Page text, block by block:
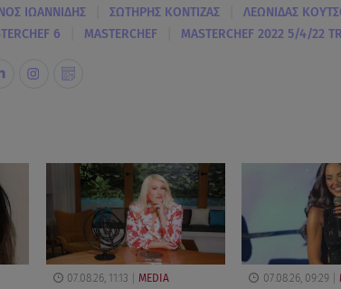
ΙΩΑΝΝΙΔΗΣ ΣΩΤΗΡΗΣ ΚΟΝΤΙΖΑΣ ΛΕΩΝΙΔΑΣ
6 MASTERCHEF MASTERCHEF 2022 5/4/22
07.08.26, 11:13 MEDIA 07.08.26, 09:29